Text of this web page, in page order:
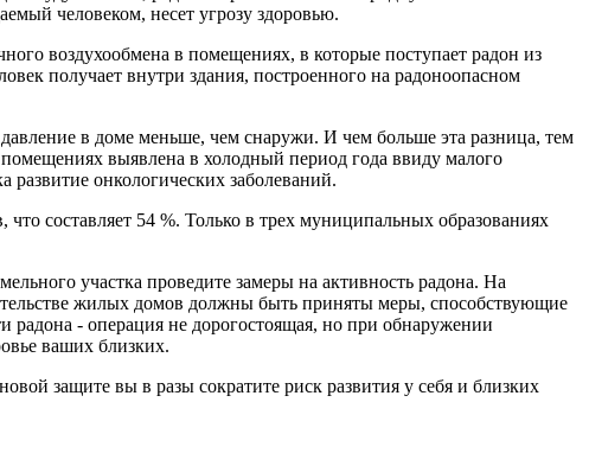
человеком, несет угрозу здоровью.
воздухообмена в помещениях, в которые поступает радон из
получает внутри здания, построенного на радоноопасном
в доме меньше, чем снаружи. И чем больше эта разница, тем
выявлена в холодный период года ввиду малого
онкологических заболеваний.
составляет 54 %. Только в трех муниципальных образованиях
участка проведите замеры на активность радона. На
жилых домов должны быть приняты меры, способствующие
- операция не дорогостоящая, но при обнаружении
ваших близких.
защите вы в разы сократите риск развития у себя и близких